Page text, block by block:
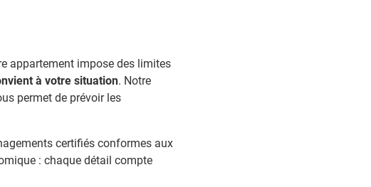
appartement impose des limites
à votre situation. Notre
permet de prévoir les
certifiés conformes aux
: chaque détail compte